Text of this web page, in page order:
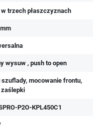
w trzech płaszczyznach
wysuw , push to open
szuflady, mocowanie frontu,
P2O-KPL450C1